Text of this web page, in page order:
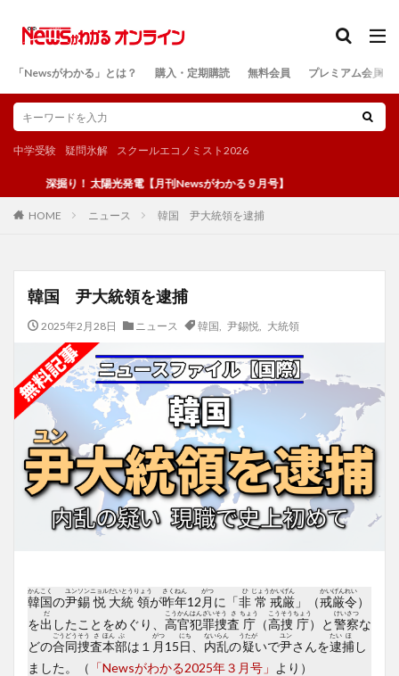
「Newsがわかる」とは？ 購入・定期購読 無料会員 プレミアム会員
中学受験 疑問氷解 スクールエコノミスト2026
深掘り！ 太陽光発電【月刊Newsがわかる９月号】
HOME ニュース 韓国 尹大統領を逮捕
韓国 尹大統領を逮捕
2025年2月28日 ニュース 韓国 尹錫悦 大統領
韓
かん
国
こく
の尹
ユン
錫
ソン
悦
ニョル
大
だい
統
とう
領
りょう
が昨
さく
年
ねん
12 月
がつ
に「非
ひ
常
じょう
戒
かい
厳
げん
」（戒
かい
厳
げん
令
れい
）
を出
だ
したことをめぐり、 高
こう
官
かん
犯
はん
罪
ざい
捜
そう
査
さ
庁
ちょう
（高
こう
捜
そう
庁
ちょう
）と警
けい
察
さつ
な
どの合
ごう
同
どう
捜
そう
査
さ
本
ほん
部
ぶ
は１ 月
がつ
15日
にち
内
ない
乱
らん
の疑
うたが
いで尹
ユン
さんを逮
たい
捕
ほ
し
ました。（ 「Newsがわかる2025年３月号」 より）
検索